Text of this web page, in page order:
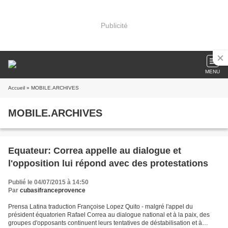
Publicité
MENU
Accueil » MOBILE.ARCHIVES
MOBILE.ARCHIVES
Equateur: Correa appelle au dialogue et
l'opposition lui répond avec des protestations
Publié le 04/07/2015 à 14:50
Par cubasifranceprovence
Prensa Latina traduction Françoise Lopez Quito - malgré l'appel du
président équatorien Rafael Correa au dialogue national et à la paix, des
groupes d'opposants continuent leurs tentatives de déstabilisation et à